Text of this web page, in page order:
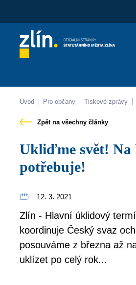
Kontakty
Úvod Pro občany Tiskové zprávy
Zpět na všechny články
Ukliďme svět! Na Den Země i po celý rok nás příroda
potřebuje!
12. 3. 2021
Zlín - Hlavní úklidový
koordinuje Český svaz
posouváme z března až
uklízet po celý rok...